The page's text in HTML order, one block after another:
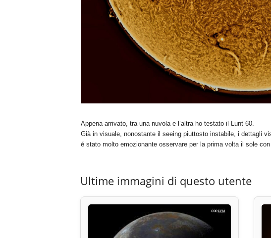
Appena arrivato, tra una nuvola e l’altra ho testato il Lunt 60.
Già in visuale, nonostante il seeing piuttosto instabile, i dettagli
é stato molto emozionante osservare per la prima volta il sole
Ultime immagini di questo utente